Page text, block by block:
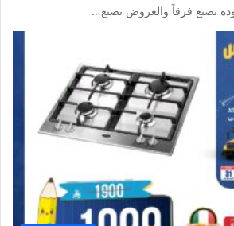
تصنع فرقاً والعروض تصنع…